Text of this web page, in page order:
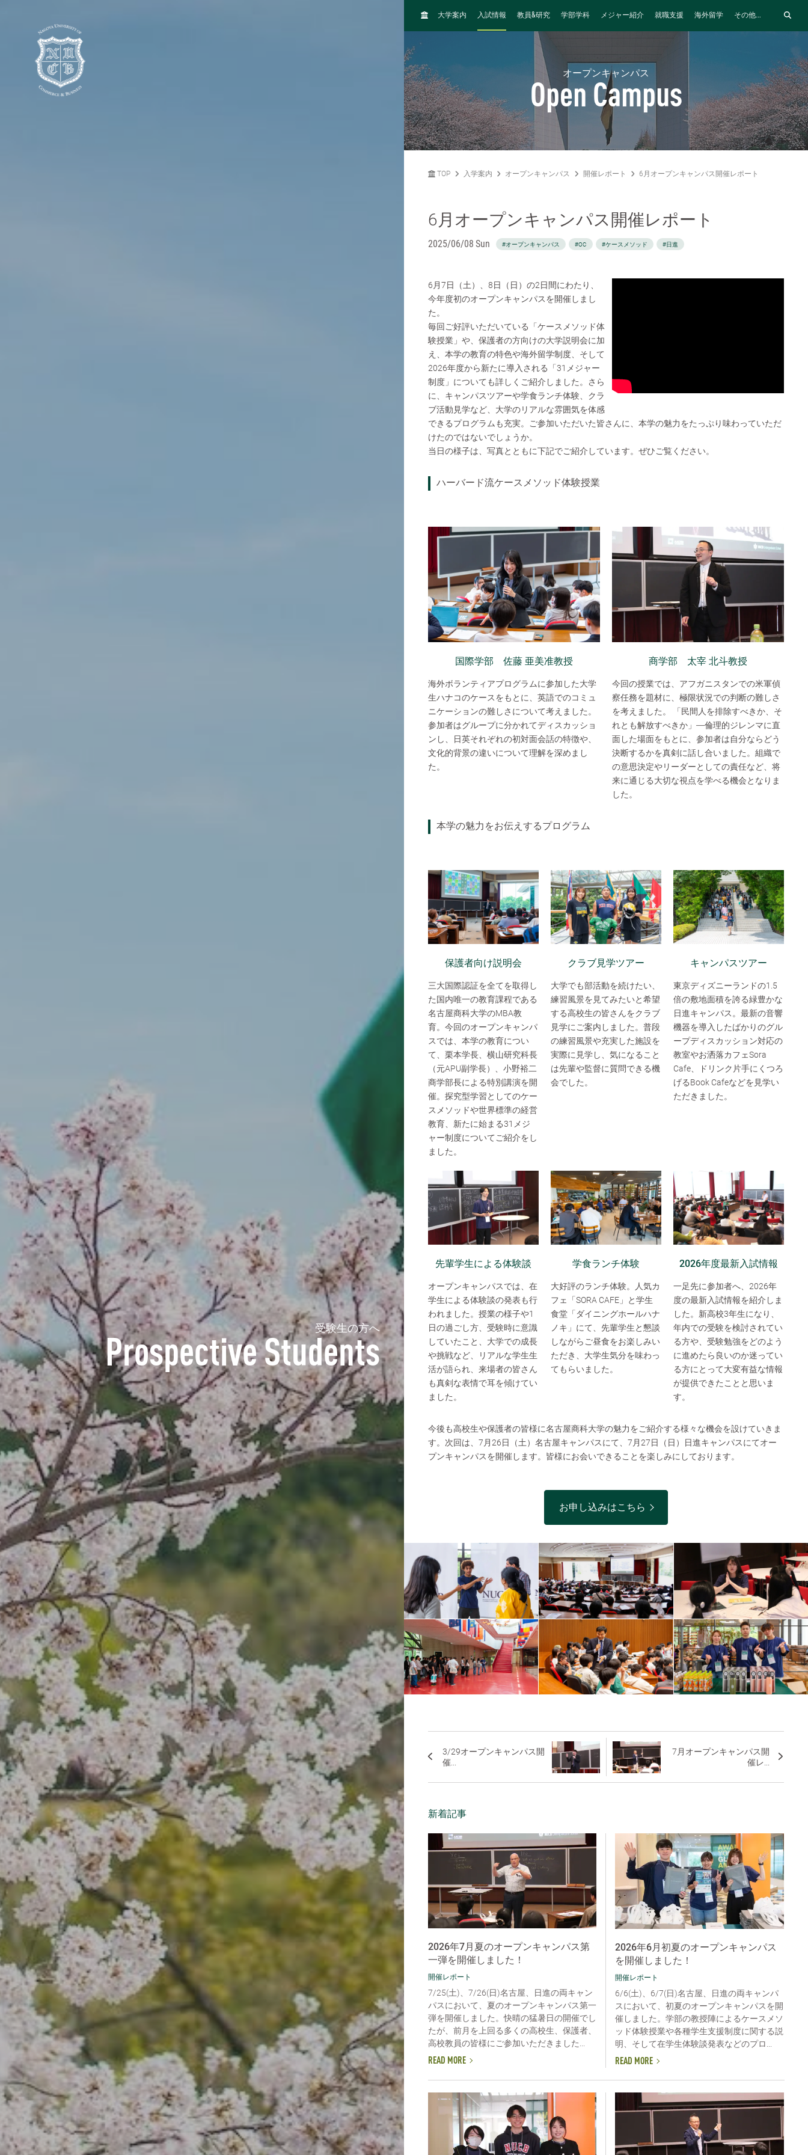
受験生の方へ
Prospective Students
H
大学案内 入試情報 教員&研究 学部学科 メジャー紹介 就職支援 海外留学 その他...
オープンキャンパス
Open Campus
TOP 入学案内 オープンキャンパス 開催レポート 6月オープンキャンパス開催レポート
6月オープンキャンパス開催レポート
2025/06/08 Sun #オープンキャンパス #OC #ケースメソッド #日進
6月7日（土）、8日（日）の2日間にわたり、
今年度初のオープンキャンパスを開催しまし
た。
毎回ご好評いただいている「ケースメソッド体
験授業」や、保護者の方向けの大学説明会に加
え、本学の教育の特色や海外留学制度、そして
2026年度から新たに導入される「31メジャー
制度」についても詳しくご紹介しました。さら
に、キャンパスツアーや学食ランチ体験、クラ
ブ活動見学など、大学のリアルな雰囲気を体感
できるプログラムも充実。ご参加いただいた皆さんに、本学の魅力をたっぷり味わっていただ
けたのではないでしょうか。
当日の様子は、写真とともに下記でご紹介しています。ぜひご覧ください。
ハーバード流ケースメソッド体験授業
国際学部 佐藤 亜美准教授
海外ボランティアプログラムに参加した大学
生ハナコのケースをもとに、英語でのコミュ
ニケーションの難しさについて考えました。
参加者はグループに分かれてディスカッショ
ンし、日英それぞれの初対面会話の特徴や、
文化的背景の違いについて理解を深めまし
た。
商学部 太宰 北斗教授
今回の授業では、アフガニスタンでの米軍偵
察任務を題材に、極限状況での判断の難しさ
を考えました。 「民間人を排除すべきか、そ
れとも解放すべきか」―倫理的ジレンマに直
面した場面をもとに、参加者は自分ならどう
決断するかを真剣に話し合いました。組織で
の意思決定やリーダーとしての責任など、将
来に通じる大切な視点を学べる機会となりま
した。
本学の魅力をお伝えするプログラム
保護者向け説明会
三大国際認証を全てを取得し
た国内唯一の教育課程である
名古屋商科大学のMBA教
育。今回のオープンキャンパ
スでは、本学の教育につい
て、栗本学長、横山研究科長
（元APU副学長）、小野裕二
商学部長による特別講演を開
催。探究型学習としてのケー
スメソッドや世界標準の経営
教育、新たに始まる31メジ
ャー制度についてご紹介をし
ました。
クラブ見学ツアー
大学でも部活動を続けたい、
練習風景を見てみたいと希望
する高校生の皆さんをクラブ
見学にご案内しました。普段
の練習風景や充実した施設を
実際に見学し、気になること
は先輩や監督に質問できる機
会でした。
キャンパスツアー
東京ディズニーランドの1.5
倍の敷地面積を誇る緑豊かな
日進キャンパス。最新の音響
機器を導入したばかりのグル
ープディスカッション対応の
教室やお洒落カフェSora
Cafe、ドリンク片手にくつろ
げるBook Cafeなどを見学い
ただきました。
先輩学生による体験談
オープンキャンパスでは、在
学生による体験談の発表も行
われました。授業の様子や1
日の過ごし方、受験時に意識
していたこと、大学での成長
や挑戦など、リアルな学生生
活が語られ、来場者の皆さん
も真剣な表情で耳を傾けてい
ました。
学食ランチ体験
大好評のランチ体験。人気カ
フェ「SORA CAFE」と学生
食堂「ダイニングホールハナ
ノキ」にて、先輩学生と懇談
しながらご昼食をお楽しみい
ただき、大学生気分を味わっ
てもらいました。
2026年度最新入試情報
一足先に参加者へ、2026年
度の最新入試情報を紹介しま
した。新高校3年生になり、
年内での受験を検討されてい
る方や、受験勉強をどのよう
に進めたら良いのか迷ってい
る方にとって大変有益な情報
が提供できたことと思いま
す。
今後も高校生や保護者の皆様に名古屋商科大学の魅力をご紹介する様々な機会を設けていきま
す。次回は、7月26日（土）名古屋キャンパスにて、7月27日（日）日進キャンパスにてオー
プンキャンパスを開催します。皆様にお会いできることを楽しみにしております。
お申し込みはこちら
3/29オープンキャンパス開
催...
7月オープンキャンパス開
催レ...
新着記事
2026年7月夏のオープンキャンパス第
一弾を開催しました！
開催レポート
7/25(土)、7/26(日)名古屋、日進の両キャン
パスにおいて、夏のオープンキャンパス第一
弾を開催しました。快晴の猛暑日の開催でし
たが、前月を上回る多くの高校生、保護者、
高校教員の皆様にご参加いただきました...
READ MORE
2026年6月初夏のオープンキャンパス
を開催しました！
開催レポート
6/6(土)、6/7(日)名古屋、日進の両キャンパ
スにおいて、初夏のオープンキャンパスを開
催しました。学部の教授陣によるケースメソ
ッド体験授業や各種学生支援制度に関する説
明、そして在学生体験談発表などのプロ...
READ MORE